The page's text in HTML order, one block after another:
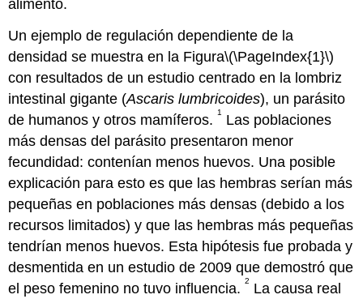
alimento.
Un ejemplo de regulación dependiente de la
densidad se muestra en la Figura\(\PageIndex{1}\)
con resultados de un estudio centrado en la lombriz
intestinal gigante (Ascaris lumbricoides), un parásito
de humanos y otros mamíferos.1
Las poblaciones
más densas del parásito presentaron menor
fecundidad: contenían menos huevos. Una posible
explicación para esto es que las hembras serían más
pequeñas en poblaciones más densas (debido a los
recursos limitados) y que las hembras más pequeñas
tendrían menos huevos. Esta hipótesis fue probada y
desmentida en un estudio de 2009 que demostró que
el peso femenino no tuvo influencia.2
La causa real